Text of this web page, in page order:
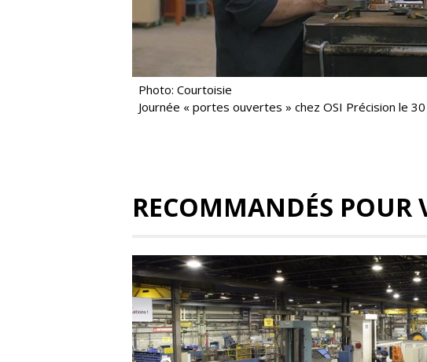
Photo: Courtoisie
Journée « portes ouvertes » chez OSI Précision le
RECOMMANDÉS POUR